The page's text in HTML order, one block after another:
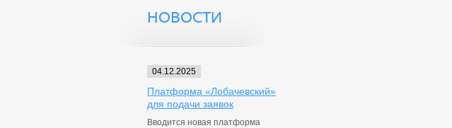
НОВОСТИ
04.12.2025
Платформа «Лобачевский»
для подачи заявок
Вводится новая платформа